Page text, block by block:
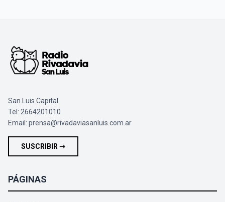
San Luis Capital
Tel: 2664201010
Email: prensa@rivadaviasanluis.com.ar
SUSCRIBIR ⇾
PÁGINAS